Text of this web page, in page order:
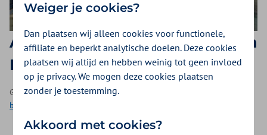
Aflevering 5 | Totaalplaatje van
Debbie
Geplaatst op 5 juli 2021 | Een video als onderdeel van
bewegen
Weiger je cookies?
Dan plaatsen wij alleen cookies voor functionele,
affiliate en beperkt analytische doelen. Deze cookies
plaatsen wij altijd en hebben weinig tot geen invloed
op je privacy. We mogen deze cookies plaatsen
zonder je toestemming.
Akkoord met cookies?